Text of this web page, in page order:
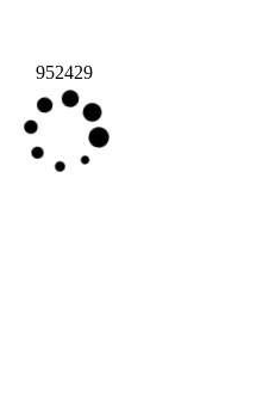
952429